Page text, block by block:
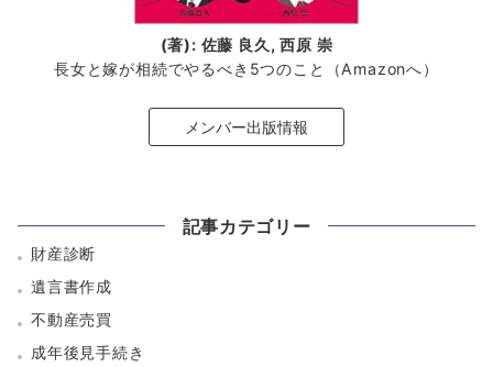
(著): 佐藤 良久, 西原 崇
長女と嫁が相続でやるべき5つのこと（Amazonへ）
メンバー出版情報
記事カテゴリー
財産診断
遺言書作成
不動産売買
成年後見手続き